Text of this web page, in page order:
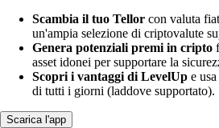
Scambia il tuo Tellor con valuta
un'ampia selezione di criptovalute
Genera potenziali premi in cripto
asset idonei per supportare la
Scopri i vantaggi di LevelUp e
di tutti i giorni (laddove supportato).
Scarica l'app